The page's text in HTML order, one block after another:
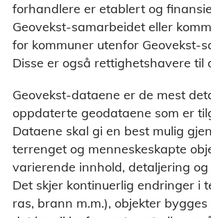
forhandlere er etablert og
Geovekst-samarbeidet eller
for kommuner utenfor Geovekst-
Disse er også rettighetshavere til
Geovekst-dataene er de mest
oppdaterte geodataene som er
Dataene skal gi en best mulig
terrenget og menneskeskapte
varierende innhold, detaljering
Det skjer kontinuerlig endringer i
ras, brann m.m.), objekter